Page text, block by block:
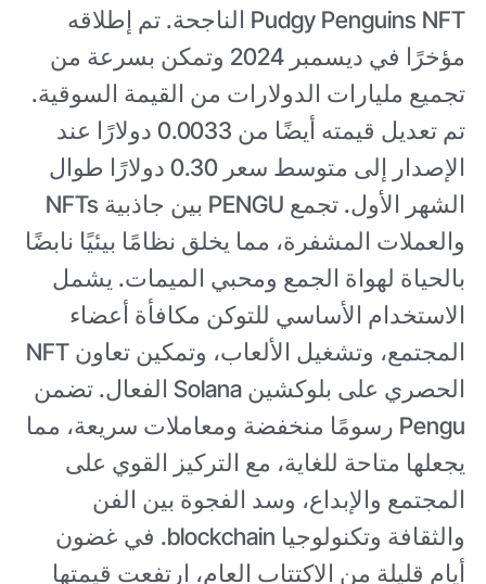
Pudgy Penguins NFT الناجحة. تم إطلاقه
مؤخرًا في ديسمبر 2024 وتمكن بسرعة من
تجميع مليارات الدولارات من القيمة السوقية.
تم تعديل قيمته أيضًا من 0.0033 دولارًا عند
الإصدار إلى متوسط سعر 0.30 دولارًا طوال
الشهر الأول. تجمع PENGU بين جاذبية NFTs
والعملات المشفرة، مما يخلق نظامًا بيئيًا نابضًا
بالحياة لهواة الجمع ومحبي الميمات. يشمل
الاستخدام الأساسي للتوكن مكافأة أعضاء
المجتمع، وتشغيل الألعاب، وتمكين تعاون NFT
الحصري على بلوكشين Solana الفعال. تضمن
Pengu رسومًا منخفضة ومعاملات سريعة، مما
يجعلها متاحة للغاية، مع التركيز القوي على
المجتمع والإبداع، وسد الفجوة بين الفن
والثقافة وتكنولوجيا blockchain. في غضون
أيام قليلة من الاكتتاب العام، ارتفعت قيمتها